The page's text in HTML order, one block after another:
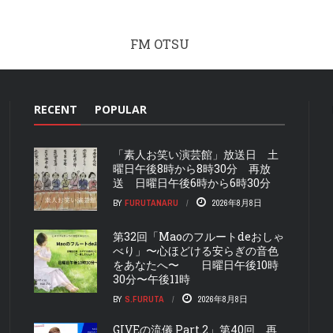
FM OTSU
RECENT POPULAR
「素人お笑い演芸館」放送日 土
曜日午後8時から8時30分 再放
送 日曜日午後6時から6時30分
BY FURUTANARU 2026年8月8日
第32回「Maoのフルートdeおしゃ
べり」〜心ほどける安らぎの音色
をあなたへ〜 日曜日午後10時
30分〜午後11時
BY S.FURUTA 2026年8月8日
GIVEの流儀 Part.2」第40回 再